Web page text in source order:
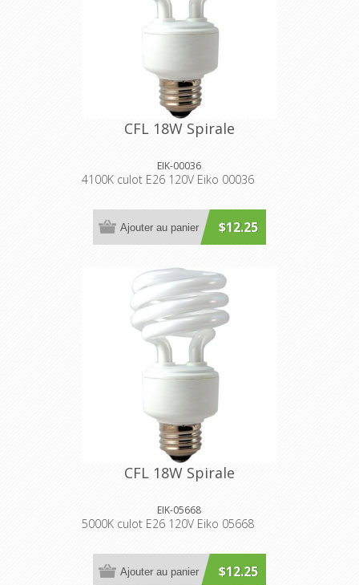
CFL 18W Spirale
EIK-00036
4100K culot E26 120V Eiko 00036
$12.25
Ajouter au panier
CFL 18W Spirale
EIK-05668
5000K culot E26 120V Eiko 05668
$12.25
Ajouter au panier